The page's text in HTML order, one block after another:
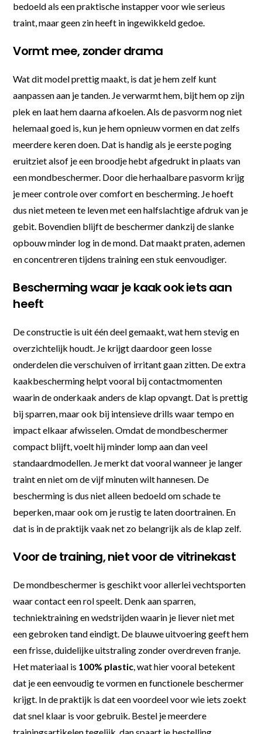
bedoeld als een praktische instapper voor wie serieus
traint, maar geen zin heeft in ingewikkeld gedoe.
Vormt mee, zonder drama
Wat dit model prettig maakt, is dat je hem zelf kunt
aanpassen aan je tanden. Je verwarmt hem, bijt hem op zijn
plek en laat hem daarna afkoelen. Als de pasvorm nog niet
helemaal goed is, kun je hem opnieuw vormen en dat zelfs
meerdere keren doen. Dat is handig als je eerste poging
eruitziet alsof je een broodje hebt afgedrukt in plaats van
een mondbeschermer. Door die herhaalbare pasvorm krijg
je meer controle over comfort en bescherming. Je hoeft
dus niet meteen te leven met een halfslachtige afdruk van je
gebit. Bovendien blijft de beschermer dankzij de slanke
opbouw minder log in de mond. Dat maakt praten, ademen
en concentreren tijdens training een stuk eenvoudiger.
Bescherming waar je kaak ook iets aan
heeft
De constructie is uit één deel gemaakt, wat hem stevig en
overzichtelijk houdt. Je krijgt daardoor geen losse
onderdelen die verschuiven of irritant gaan zitten. De extra
kaakbescherming helpt vooral bij contactmomenten
waarin de onderkaak anders de klap opvangt. Dat is prettig
bij sparren, maar ook bij intensieve drills waar tempo en
impact elkaar afwisselen. Omdat de mondbeschermer
compact blijft, voelt hij minder lomp aan dan veel
standaardmodellen. Je merkt dat vooral wanneer je langer
traint en niet om de vijf minuten wilt hannesen. De
bescherming is dus niet alleen bedoeld om schade te
beperken, maar ook om je rustig te laten doortrainen. En
dat is in de praktijk vaak net zo belangrijk als de klap zelf.
Voor de training, niet voor de vitrinekast
De mondbeschermer is geschikt voor allerlei vechtsporten
waar contact een rol speelt. Denk aan sparren,
techniektraining en wedstrijden waarin je liever niet met
een gebroken tand eindigt. De blauwe uitvoering geeft hem
een frisse, duidelijke uitstraling zonder overdreven franje.
Het materiaal is 100% plastic, wat hier vooral betekent
dat je een eenvoudig te vormen en functionele beschermer
krijgt. In de praktijk is dat een voordeel voor wie iets zoekt
dat snel klaar is voor gebruik. Bestel je meerdere